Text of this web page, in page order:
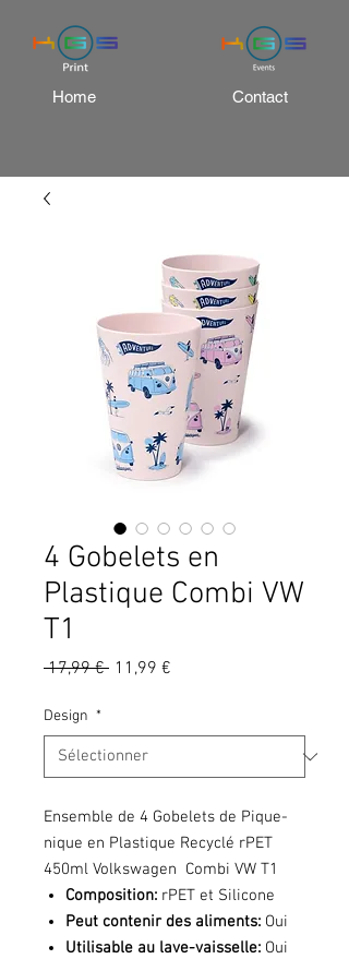
Home Contact
4 Gobelets en
Plastique Combi VW
T1
17,99 € Prix
11,99 €
Design *
Ensemble de 4 Gobelets de Pique-
nique en Plastique Recyclé rPET
450ml Volkswagen Combi VW T1
Composition: rPET et Silicone
Peut contenir des aliments: Oui
Utilisable au lave-vaisselle: Oui